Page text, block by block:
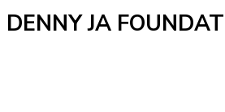
DENNY JA